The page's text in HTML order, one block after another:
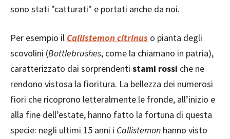
sono stati "catturati" e portati anche da noi.
Per esempio il Callistemon citrinus o pianta degli
scovolini (Bottlebrushes, come la chiamano in patria),
caratterizzato dai sorprendenti stami rossi che ne
rendono vistosa la fioritura. La bellezza dei numerosi
fiori che ricoprono letteralmente le fronde, all’inizio e
alla fine dell’estate, hanno fatto la fortuna di questa
specie: negli ultimi 15 anni i Callistemon hanno visto